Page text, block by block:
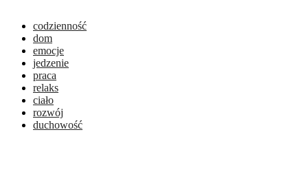
codzienność
dom
emocje
jedzenie
praca
relaks
ciało
rozwój
duchowość